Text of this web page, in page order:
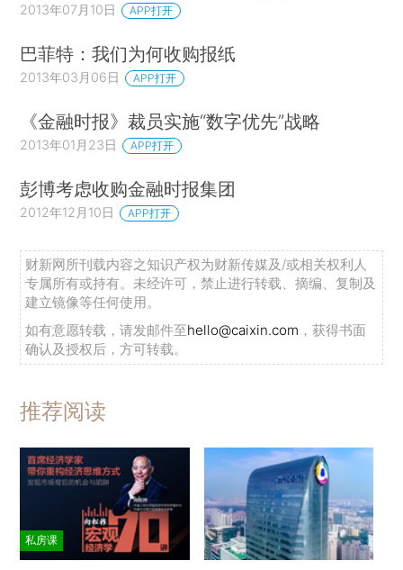
2013年07月10日 APP打开
巴菲特：我们为何收购报纸
2013年03月06日 APP打开
《金融时报》裁员实施“数字优先”战略
2013年01月23日 APP打开
彭博考虑收购金融时报集团
2012年12月10日 APP打开
财新网所刊载内容之知识产权为财新传媒及/或相关权利人
专属所有或持有。未经许可，禁止进行转载、摘编、复制及
建立镜像等任何使用。
如有意愿转载，请发邮件至hello@caixin.com ，获得书面
确认及授权后，方可转载。
推荐阅读
私房课